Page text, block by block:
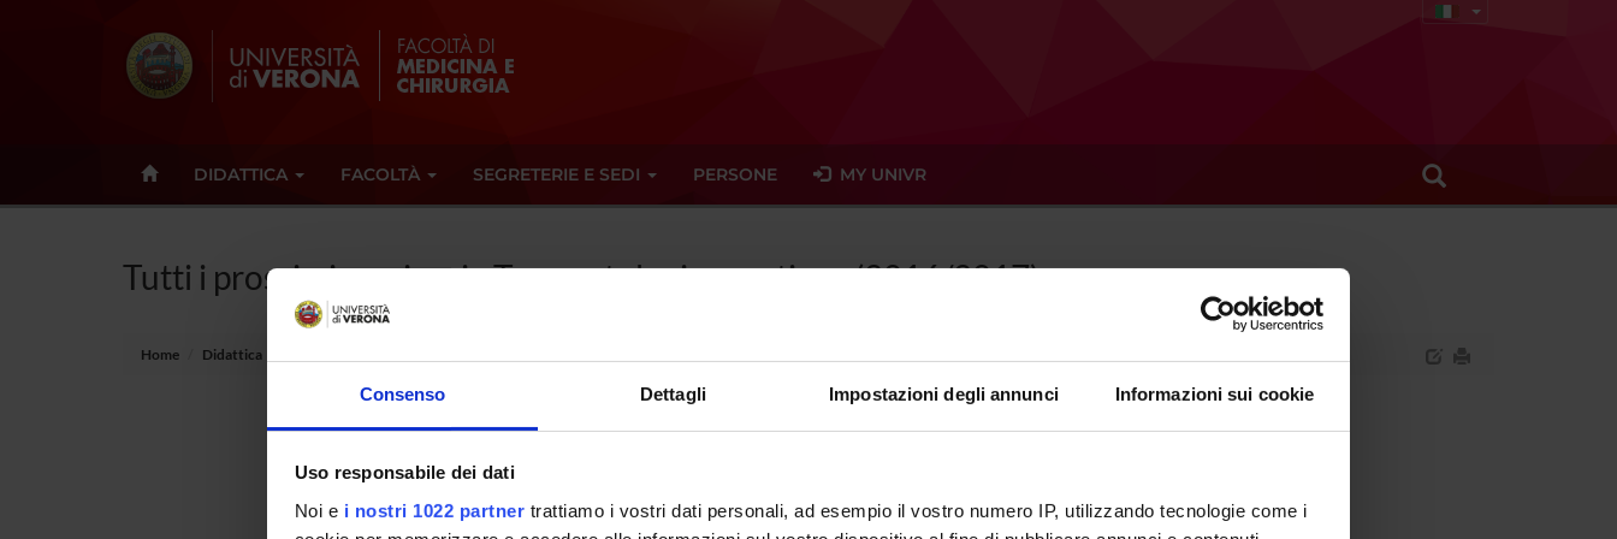
Consenso Dettagli Impostazioni degli annunci Informazioni sui cookie
Uso responsabile dei dati
Noi e i nostri 1022 partner trattiamo i vostri dati personali, ad esempio il vostro numero IP, utilizzando tecnologie come i
DIDATTICA FACOLTÀ SEGRETERIE E SEDI PERSONE MY UNIVR
Tutti i prossimi seminari - Traumatologia sportiva - (2016/2017)
Home Didattica
Non è stato trovato alcun seminario relativo all'insegnamento Traumatologia sportiva.
Tot 0 Seminari